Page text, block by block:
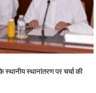
स्थानांतरण पर चर्चा की